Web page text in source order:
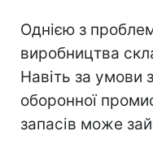
Однією з
виробництва
Навіть за умови
оборонної
запасів може